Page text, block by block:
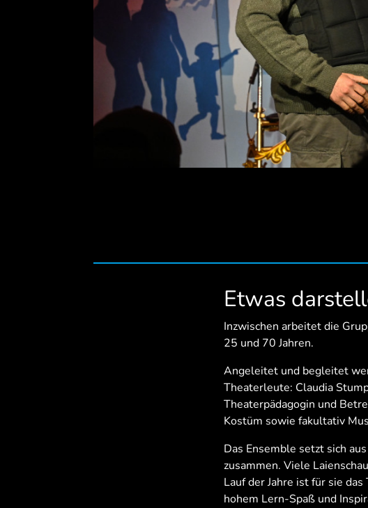
Etwas
Inzwischen arbeitet die
25 und 70 Jahren.
Angeleitet und begleitet
Theaterleute: Claudia
Theaterpädagogin und
Kostüm sowie fakultativ
Das Ensemble setzt sich
zusammen. Viele
Lauf der Jahre ist für sie
hohem Lern-Spaß und